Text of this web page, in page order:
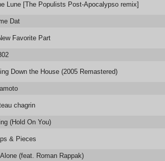
Lune [The Populists Post-Apocalypso remix]
Dat
Favorite Part
Down the House (2005 Remastered)
chagrin
(Hold On You)
& Pieces
(feat. Roman Rappak)